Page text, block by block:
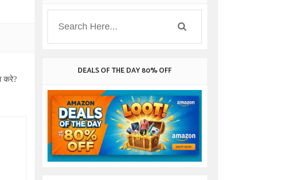
करे?
DEALS OF THE DAY 80% OFF